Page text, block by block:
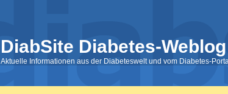
DiabSite Diabetes-Weblog
Aktuelle Informationen aus der Diabeteswelt und vom Diabetes-